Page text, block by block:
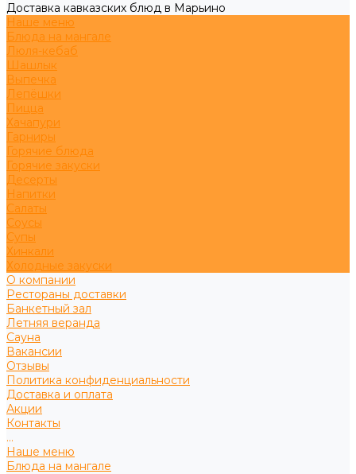
Доставка кавказских блюд в Марьино
Наше меню
Блюда на мангале
Люля-кебаб
Шашлык
Выпечка
Лепёшки
Пицца
Хачапури
Гарниры
Горячие блюда
Горячие закуски
Десерты
Напитки
Салаты
Соусы
Супы
Хинкали
Холодные закуски
О компании
Рестораны доставки
Банкетный зал
Летняя веранда
Сауна
Вакансии
Отзывы
Политика конфиденциальности
Доставка и оплата
Акции
Контакты
...
Наше меню
Блюда на мангале